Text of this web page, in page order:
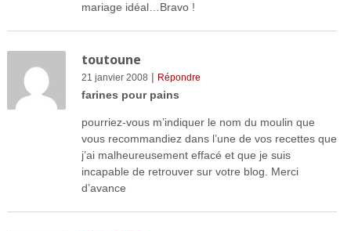
mariage idéal…Bravo !
toutoune
21 janvier 2008 | Répondre
farines pour pains
pourriez-vous m’indiquer le nom du moulin que
vous recommandiez dans l’une de vos recettes que
j’ai malheureusement effacé et que je suis
incapable de retrouver sur votre blog. Merci
d’avance